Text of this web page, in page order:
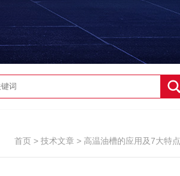
首页 > 技术文章 > 高温油槽的应用及7大特点